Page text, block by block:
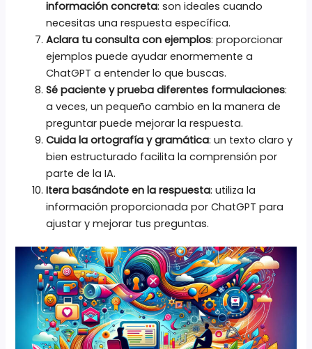
información concreta: son ideales cuando
necesitas una respuesta específica.
Aclara tu consulta con ejemplos: proporcionar
ejemplos puede ayudar enormemente a
ChatGPT a entender lo que buscas.
Sé paciente y prueba diferentes formulaciones:
a veces, un pequeño cambio en la manera de
preguntar puede mejorar la respuesta.
Cuida la ortografía y gramática: un texto claro y
bien estructurado facilita la comprensión por
parte de la IA.
Itera basándote en la respuesta: utiliza la
información proporcionada por ChatGPT para
ajustar y mejorar tus preguntas.